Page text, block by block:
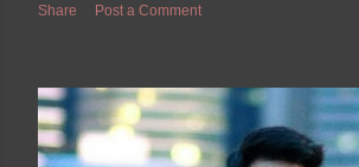
Share Post a Comment